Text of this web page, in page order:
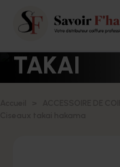
TAKAI